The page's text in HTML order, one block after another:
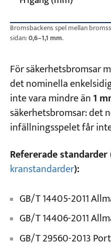
Bromsbackens spel mellan
sidan:0,6–1,1 mm.
För säkerhetsbromsar
det nominella
inte vara mindre än1
säkerhetsbromsar: det
infällningsspelet får
Refererade standarder
kranstandarder):
GB/T 14405-2011
GB/T 14406-2011
GB/T 29560-2013